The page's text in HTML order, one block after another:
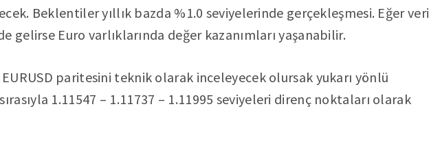
Beklentiler yıllık bazda %1.0 seviyelerinde gerçekleşmesi. Eğer veri
gelirse Euro varlıklarında değer kazanımları yaşanabilir.
EURUSD paritesini teknik olarak inceleyecek olursak yukarı yönlü
1.11547 – 1.11737 – 1.11995 seviyeleri direnç noktaları olarak